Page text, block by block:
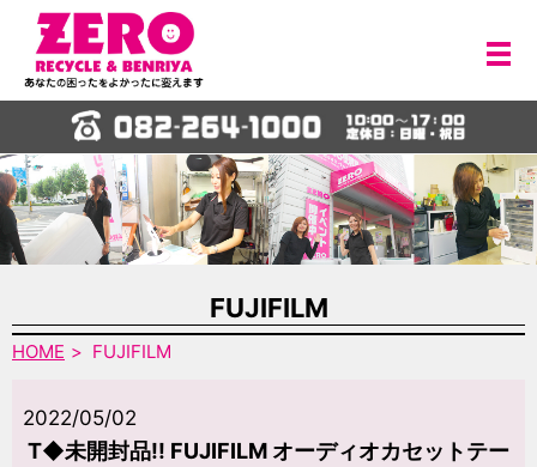
メ
FUJIFILM
HOME FUJIFILM
2022/05/02
T◆未開封品!! FUJIFILM オーディオカセットテー